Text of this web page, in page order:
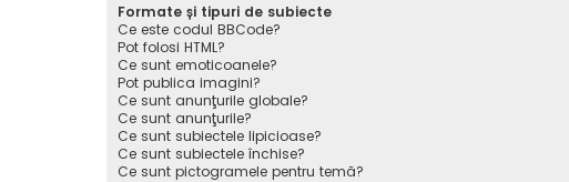
Formate și tipuri de subiecte
Ce este codul BBCode?
Pot folosi HTML?
Ce sunt emoticoanele?
Pot publica imagini?
Ce sunt anunţurile globale?
Ce sunt anunţurile?
Ce sunt subiectele lipicioase?
Ce sunt subiectele închise?
Ce sunt pictogramele pentru temă?